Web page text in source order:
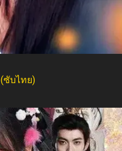
(ซับไทย)